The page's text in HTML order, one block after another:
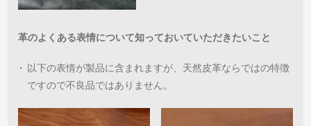
革のよくある表情について知っておいていただきたいこと
・
以下の表情が製品に含まれますが、天然皮革ならではの特徴
ですので不良品ではありません。